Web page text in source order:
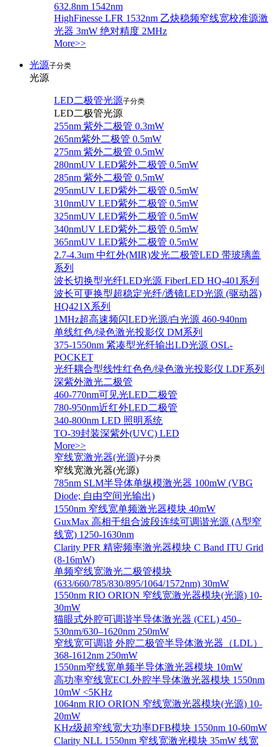
632.8nm 1542nm
HighFinesse LFR 1532nm 乙炔稳频窄线宽校准源激
光器 3mW 绝对精度 2MHz
More>>
光源子分类
光源
LED二极管光源子分类
LED二极管光源
255nm 紫外二极管 0.3mW
265nm紫外二极管 0.5mW
275nm 紫外二极管 0.5mW
280nmUV LED紫外二极管 0.5mW
285nm 紫外二极管 0.5mW
295nmUV LED紫外二极管 0.5mW
310nmUV LED紫外二极管 0.5mW
325nmUV LED紫外二极管 0.5mW
340nmUV LED紫外二极管 0.5mW
365nmUV LED紫外二极管 0.5mW
2.7-4.3um 中红外(MIR)发光二极管LED 带玻璃盖
系列
波长切换型光纤LED光源 FiberLED HQ-401系列
波长可更换型超稳定光纤/透镜LED光源 (驱动器)
HQ421X系列
1MHz超高速频闪LED光源/白光源 460-940nm
单线红色/绿色激光投影仪 DM系列
375-1550nm 紧凑型光纤输出LD光源 OSL-
POCKET
光纤耦合型线性红色色/绿色激光投影仪 LDF系列
深紫外激光二极管
460-770nm可见光LED二极管
780-950nm近红外LED二极管
340-800nm LED 照明系统
TO-39封装深紫外(UVC) LED
More>>
窄线宽激光器(光源)子分类
窄线宽激光器(光源)
785nm SLM半导体单纵模激光器 100mW (VBG
Diode; 自由空间光输出)
1550nm 窄线宽单频激光器模块 40mW
GuxMax 高相干组合波段连续可调谐光源 (A型窄
线宽) 1250-1630nm
Clarity PFR 精密频率激光器模块 C Band ITU Grid
(8-16mW)
单频窄线宽激光二极管模块
(633/660/785/830/895/1064/1572nm) 30mW
1550nm RIO ORION 窄线宽激光器模块(光源) 10-
30mW
猫眼式外腔可调谐半导体激光器 (CEL) 450–
530nm/630–1620nm 250mW
窄线宽可调谐 外腔二极管半导体激光器（LDL）
368-1612nm 250mW
1550nm窄线宽单频半导体激光器模块 10mW
高功率窄线宽ECL外腔半导体激光器模块 1550nm
10mW <5KHz
1064nm RIO ORION 窄线宽激光器模块(光源) 10-
20mW
KHz级超窄线宽大功率DFB模块 1550nm 10-60mW
Clarity NLL 1550nm 窄线宽激光模块 35mW 线宽